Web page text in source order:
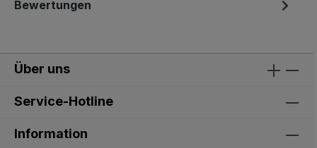
Bewertungen
Über uns
Service-Hotline
Information